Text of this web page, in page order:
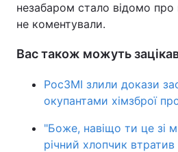
незабаром стало відомо про
не коментували.
Вас також можуть
РосЗМІ злили докази
окупантами хімзброї
"Боже, навіщо ти це зі
річний хлопчик втратив